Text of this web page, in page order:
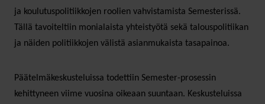
ja koulutuspolitiikkojen roolien vahvistamista Semesterissä.
Tällä tavoiteltiin monialaista yhteistyötä sekä talouspolitiikan
ja näiden politiikkojen välistä asianmukaista tasapainoa.
Päätelmäkeskusteluissa todettiin Semester-prosessin
kehittyneen viime vuosina oikeaan suuntaan. Keskusteluissa